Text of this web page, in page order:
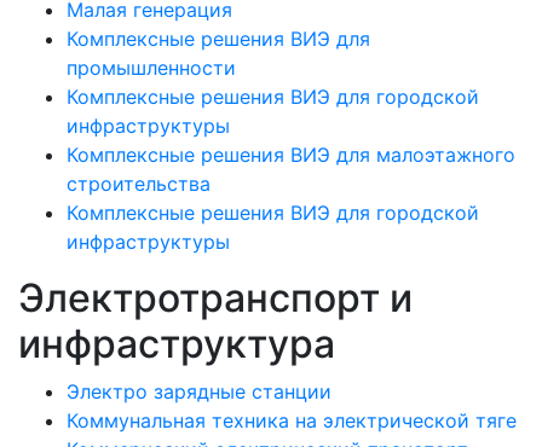
Малая генерация
Комплексные решения ВИЭ для
промышленности
Комплексные решения ВИЭ для городской
инфраструктуры
Комплексные решения ВИЭ для малоэтажного
строительства
Комплексные решения ВИЭ для городской
инфраструктуры
Электротранспорт и
инфраструктура
Электро зарядные станции
Коммунальная техника на электрической тяге